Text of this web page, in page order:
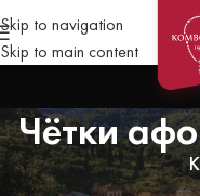
Skip to navigation
Skip to main content
Чётки